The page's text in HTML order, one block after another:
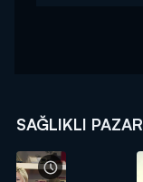
SAĞLIKLI